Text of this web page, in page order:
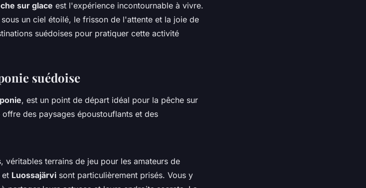
sur glace est l'expérience incontournable à vivre.
un ciel étoilé, le frisson de l'attente et la joie de
suédoises pour pratiquer cette activité
suédoise
, est un point de départ idéal pour la pêche sur
des paysages époustouflants et des
véritables terrains de jeu pour les amateurs de
et Luossajärvi sont particulièrement prisés. Vous y